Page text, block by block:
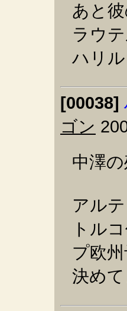
あと
ラウ
ハリ
[00038]
ゴン
中澤
アル
トル
プ欧
決めて